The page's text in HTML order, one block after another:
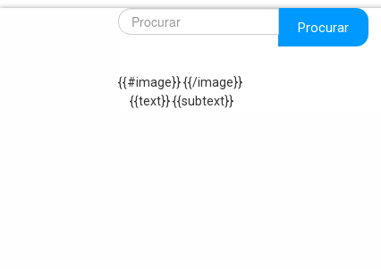
Procurar
{{#image}}{{/image}}
{{text}} {{subtext}}